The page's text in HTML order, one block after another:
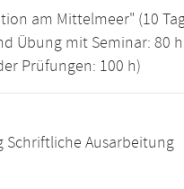
am Mittelmeer" (10
Übung mit Seminar: 80
Prüfungen: 100 h)
Schriftliche Ausarbeitung